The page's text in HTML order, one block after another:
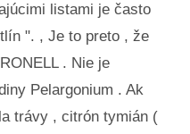
listami je často
". , Je to preto , že
. Nie je
Pelargonium . Ak
trávy , citrón tymián (